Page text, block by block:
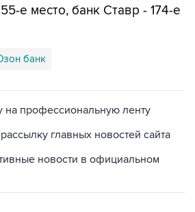
е место, банк Ставр - 174-е
банк
на профессиональную ленту
главных новостей сайта
новости в официальном